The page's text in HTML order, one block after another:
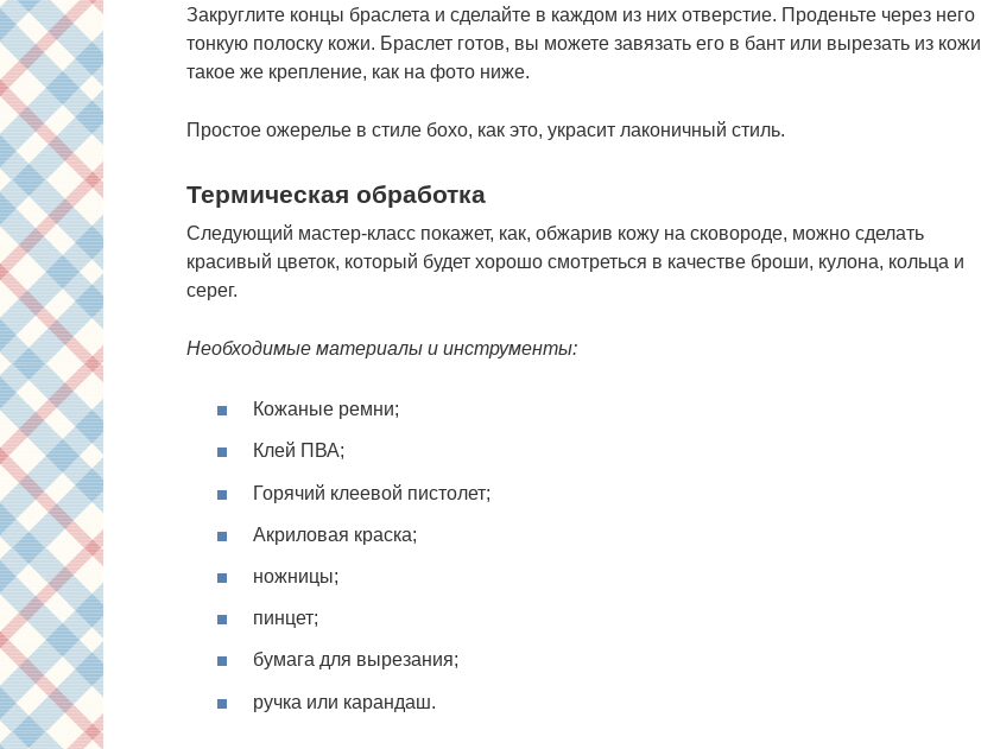
Закруглите концы браслета и сделайте в каждом из них отверстие. Проденьте через него
тонкую полоску кожи. Браслет готов, вы можете завязать его в бант или вырезать из кожи
такое же крепление, как на фото ниже.
Простое ожерелье в стиле бохо, как это, украсит лаконичный стиль.
Термическая обработка
Следующий мастер-класс покажет, как, обжарив кожу на сковороде, можно сделать
красивый цветок, который будет хорошо смотреться в качестве броши, кулона, кольца и
серег.
Необходимые материалы и инструменты:
Кожаные ремни;
Клей ПВА;
Горячий клеевой пистолет;
Акриловая краска;
ножницы;
пинцет;
бумага для вырезания;
ручка или карандаш.